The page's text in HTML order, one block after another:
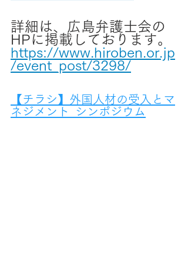
詳細は、広島弁護士会の
HPに掲載しております。
https://www.hiroben.or.jp
/event_post/3298/
【チラシ】外国人材の受入とマ
ネジメント_シンポジウム